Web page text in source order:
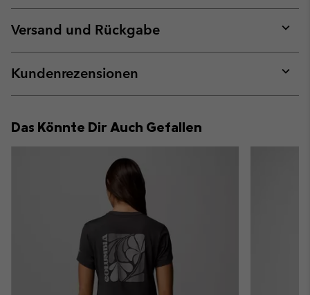
or
Versand und Rückgabe
or
Kundenrezensionen
or
Das Könnte Dir Auch Gefallen